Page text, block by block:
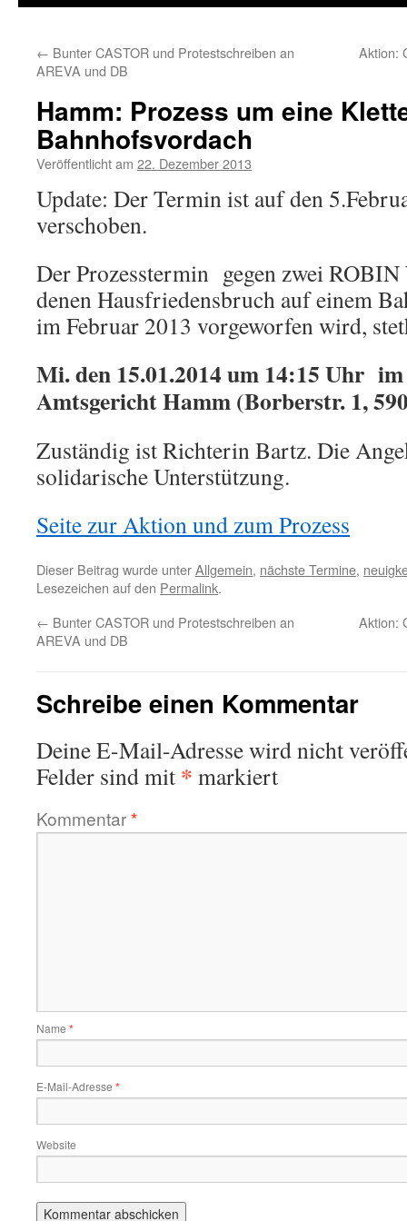
← Bunter CASTOR und Protestschreiben an
AREVA und DB
Aktion:
Hamm: Prozess um eine
Bahnhofsvordach
Veröffentlicht am 22. Dezember 2013
Update: Der Termin ist auf den
verschoben.
Der Prozesstermin gegen zwei
denen Hausfriedensbruch auf einem
im Februar 2013 vorgeworfen wird,
Mi. den 15.01.2014 um 14:15 Uhr im
Amtsgericht Hamm(Borberstr. 1,
Zuständig ist Richterin Bartz. Die
solidarische Unterstützung.
Seite zur Aktion und zum Prozess
Dieser Beitrag wurde unterAllgemein, nächste Termine,
Lesezeichen auf den Permalink.
← Bunter CASTOR und Protestschreiben an
AREVA und DB
Aktion:
Schreibe einen Kommentar
Deine E-Mail-Adresse wird nicht
Felder sind mit * markiert
Kommentar*
Name *
E-Mail-Adresse *
Website